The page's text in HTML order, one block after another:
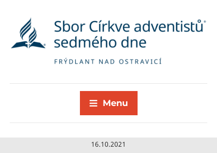
Menu
16.10.2021